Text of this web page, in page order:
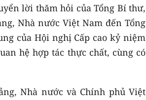
lời thăm hỏi của Tổng Bí thư,
Nhà nước Việt Nam đến Tổng
của Hội nghị Cấp cao kỷ niệm
hệ hợp tác thực chất, cùng có
Nhà nước và Chính phủ Việt